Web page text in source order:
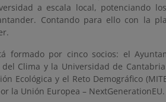
a escala local, potenciando
Contando para ello con la
formado por cinco socios: el
Clima y la Universidad de
Ecológica y el Reto Demográfico
la Unión Europea – NextGenerationEU.